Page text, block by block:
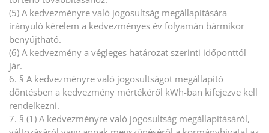
(5) A kedvezményre való jogosultság megállapítására
irányuló kérelem a kedvezményes év folyamán bármikor
benyújtható.
(6) A kedvezmény a végleges határozat szerinti időponttól
jár.
6. § A kedvezményre való jogosultságot megállapító
döntésben a kedvezmény mértékéről kWh-ban kifejezve kell
rendelkezni.
7. § (1) A kedvezményre való jogosultság megállapításáról,